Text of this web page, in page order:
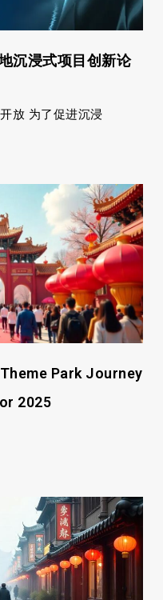
沉浸式项目创新论
放 为了促进沉浸
Park Journey
2025